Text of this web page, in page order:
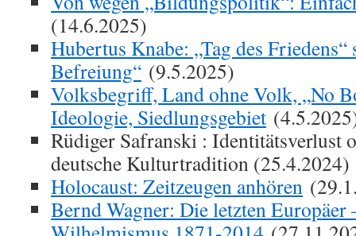
(14.6.2025)
Hubertus Knabe: „Tag des Friedens“
Befreiung“ (9.5.2025)
Volksbegriff, Land ohne Volk, „No
Ideologie, Siedlungsgebiet
Rüdiger Safranski : Identitätsverlust
deutsche Kulturtradition (25.4.2024)
Holocaust: Zeitzeugen anhören
Bernd Wagner: Die letzten Europäer